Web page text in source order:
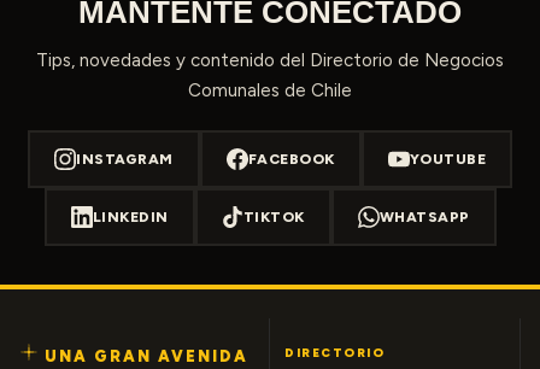
MANTENTE CONECTADO
Tips, novedades y contenido del Directorio de Negocios
Comunales de Chile
INSTAGRAM FACEBOOK YOUTUBE
LINKEDIN TIKTOK WHATSAPP
UNA GRAN AVENIDA DIRECTORIO